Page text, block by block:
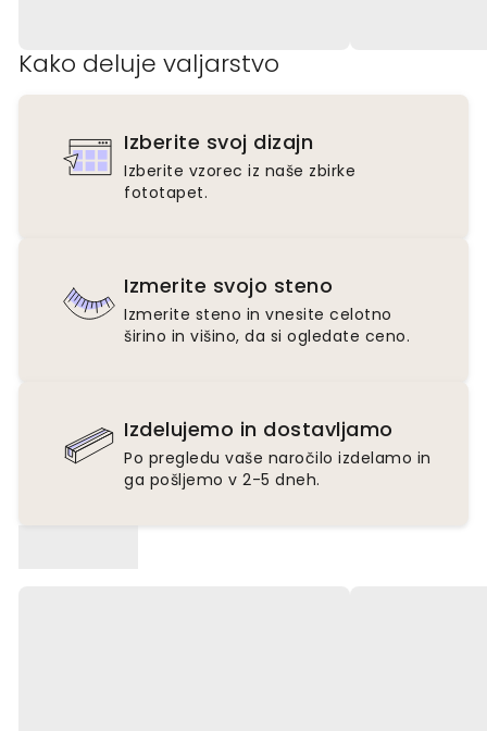
Kako deluje valjarstvo
Izberite svoj dizajn
Izberite vzorec iz naše zbirke
fototapet.
Izmerite svojo steno
Izmerite steno in vnesite celotno
širino in višino, da si ogledate ceno.
Izdelujemo in dostavljamo
Po pregledu vaše naročilo izdelamo in
ga pošljemo v 2-5 dneh.